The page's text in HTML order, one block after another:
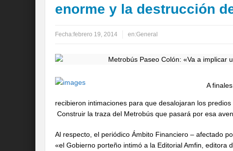
enorme y la destrucción
Fecha:febrero 19, 2014 en:General
A
recibieron intimaciones para que desalojaran los
Construir la traza del Metrobús que pasará por esa
Al respecto, el periódico Ámbito Financiero – afectado
«el Gobierno porteño intimó a la Editorial Amfin, editora